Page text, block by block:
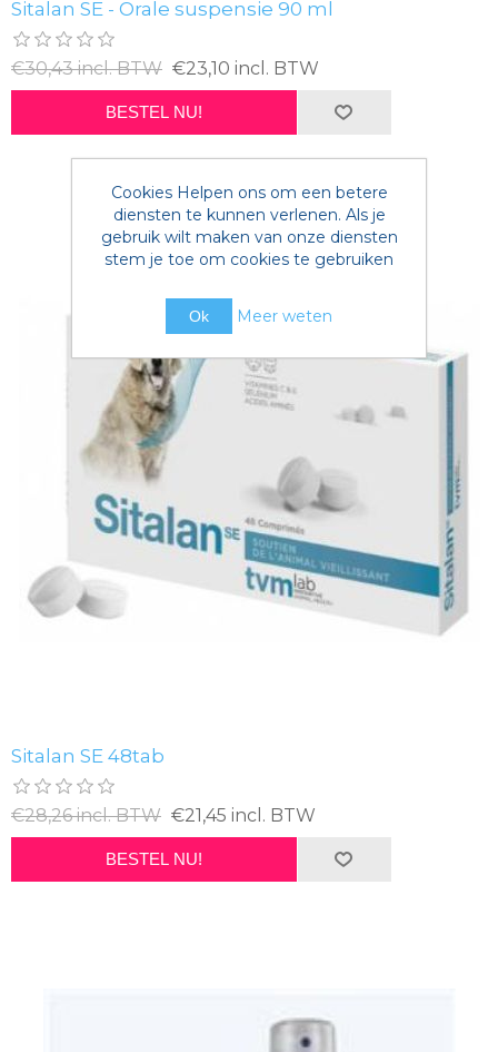
Sitalan SE - Orale suspensie 90 ml
€30,43 incl. BTW €23,10 incl. BTW
BESTEL NU!
Sitalan SE 48tab
€28,26 incl. BTW €21,45 incl. BTW
BESTEL NU!
Cookies Helpen ons om een betere
diensten te kunnen verlenen. Als je
gebruik wilt maken van onze diensten
stem je toe om cookies te gebruiken
Ok Meer weten